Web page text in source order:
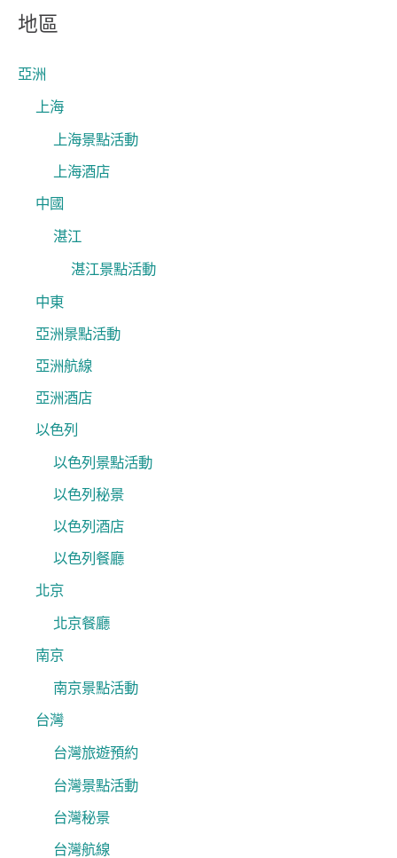
關
字
地區
亞洲
上海
上海景點活動
上海酒店
中國
湛江
湛江景點活動
中東
亞洲景點活動
亞洲航線
亞洲酒店
以色列
以色列景點活動
以色列秘景
以色列酒店
以色列餐廳
北京
北京餐廳
南京
南京景點活動
台灣
台灣旅遊預約
台灣景點活動
台灣秘景
台灣航線